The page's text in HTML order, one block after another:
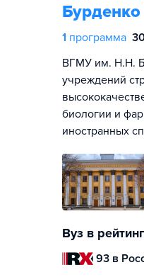
Бурденко
1 программа
ВГМУ им. Н.Н.
учреждений
биологии и
иностранных
Вуз в
93 в